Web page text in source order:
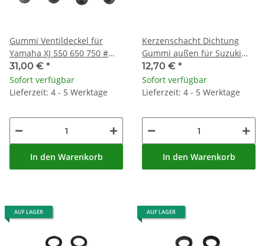
Gummi Ventildeckel für
Yamaha XJ 550 650 750 #
4U8-1112G-00 4G0-1111G-00
31,00 € *
Sofort verfügbar
Lieferzeit: 4 - 5 Werktage
In den Warenkorb
Kerzenschacht Dichtung
Gummi außen für Suzuki
GSF 600 1200 GSX 750 1100
1200 # 11178-27A00
12,70 € *
Sofort verfügbar
Lieferzeit: 4 - 5 Werktage
In den Warenkorb
AUF LAGER AUF LAGER